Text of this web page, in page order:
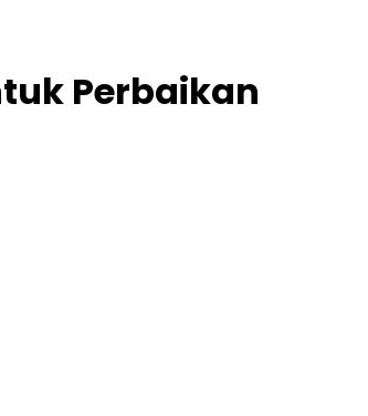
Perbaikan